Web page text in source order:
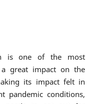
is one of the most
great impact on the
its impact felt in
pandemic conditions,